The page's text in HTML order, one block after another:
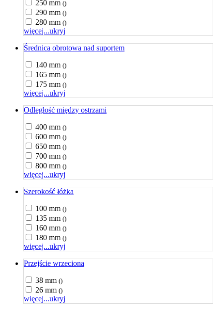
250 mm ()
290 mm ()
280 mm ()
więcej...ukryj
Średnica obrotowa nad suportem
140 mm ()
165 mm ()
175 mm ()
więcej...ukryj
Odległość między ostrzami
400 mm ()
600 mm ()
650 mm ()
700 mm ()
800 mm ()
więcej...ukryj
Szerokość łóżka
100 mm ()
135 mm ()
160 mm ()
180 mm ()
więcej...ukryj
Przejście wrzeciona
38 mm ()
26 mm ()
więcej...ukryj